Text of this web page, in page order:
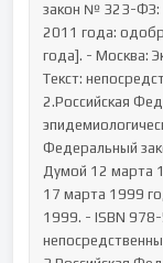
закон № 323-ФЗ:
2011 года:
года]. - Москва:
Текст:
2.Российская
Федеральный
Думой 12 марта
17 марта 1999
1999. - ISBN